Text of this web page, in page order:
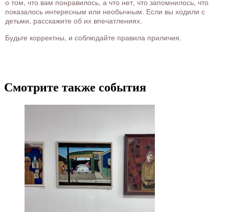
показалось интересным или необычным. Если вы ходили с
детьми, расскажите об их впечатлениях.
Будьте корректны, и соблюдайте правила приличия.
Смотрите также события